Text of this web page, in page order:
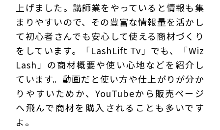
上げました。講師業をやっていると情報も集
まりやすいので、その豊富な情報量を活かし
て初心者さんでも安心して使える商材づくり
をしています。「LashLift Tv」でも、「Wiz
Lash」の商材概要や使い心地などを紹介し
ています。動画だと使い方や仕上がりが分か
りやすいためか、YouTubeから販売ページ
へ飛んで商材を購入されることも多いです
よ。